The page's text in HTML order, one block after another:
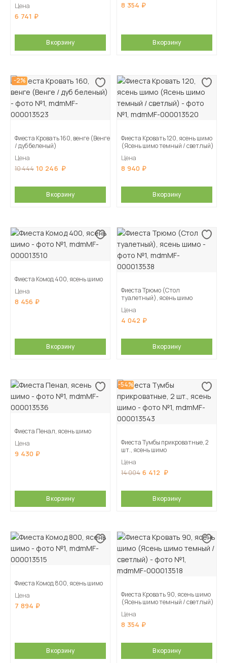
Цена
6 741
В корзину
8 354
В корзину
-2%
Фиеста Кровать 160, венге (Венге
/ дуб беленый)
Цена
10 444 10 246
В корзину
Фиеста Кровать 120, ясень шимо
(Ясень шимо темный / светлый)
Цена
8 940
В корзину
Фиеста Комод 400, ясень шимо
Цена
8 456
В корзину
Фиеста Трюмо (Стол
туалетный), ясень шимо
Цена
4 042
В корзину
Фиеста Пенал, ясень шимо
Цена
9 430
В корзину
-54%
Фиеста Тумбы прикроватные, 2
шт., ясень шимо
Цена
14 004 6 412
В корзину
Фиеста Комод 800, ясень шимо
Цена
7 894
В корзину
Фиеста Кровать 90, ясень шимо
(Ясень шимо темный / светлый)
Цена
8 354
В корзину